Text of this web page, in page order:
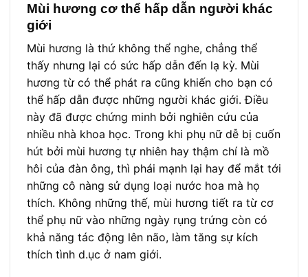
Mùi hương cơ thể hấp dẫn người khác
giới
Mùi hương là thứ không thể nghe, chẳng thể
thấy nhưng lại có sức hấp dẫn đến lạ kỳ. Mùi
hương từ có thể phát ra cũng khiến cho bạn có
thể hấp dẫn được những người khác giới. Điều
này đã được chứng minh bởi nghiên cứu của
nhiều nhà khoa học. Trong khi phụ nữ dễ bị cuốn
hút bởi mùi hương tự nhiên hay thậm chí là mồ
hôi của đàn ông, thì phái mạnh lại hay để mắt tới
những cô nàng sử dụng loại nước hoa mà họ
thích. Không những thế, mùi hương tiết ra từ cơ
thể phụ nữ vào những ngày rụng trứng còn có
khả năng tác động lên não, làm tăng sự kích
thích tình d.ục ở nam giới.